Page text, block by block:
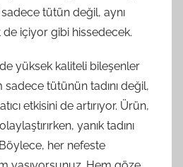
sadece tütün değil, aynı
içiyor gibi hissedecek.
yüksek kaliteli bileşenler
tütünün tadını değil,
etkisini de artırıyor. Ürün,
yanık tadını
her nefeste